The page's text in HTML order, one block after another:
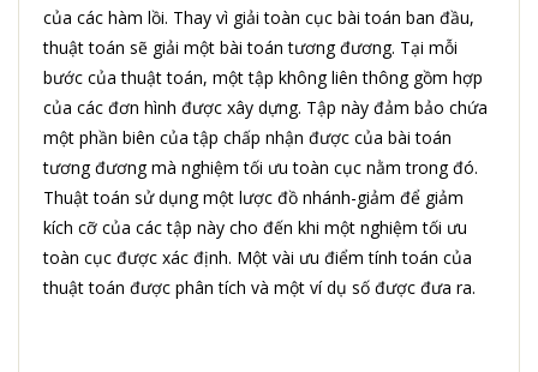
của các hàm lồi. Thay vì giải toàn cục bài toán ban đầu,
thuật toán sẽ giải một bài toán tương đương. Tại mỗi
bước của thuật toán, một tập không liên thông gồm hợp
của các đơn hình được xây dựng. Tập này đảm bảo chứa
một phần biên của tập chấp nhận được của bài toán
tương đương mà nghiệm tối ưu toàn cục nằm trong đó.
Thuật toán sử dụng một lược đồ nhánh-giảm để giảm
kích cỡ của các tập này cho đến khi một nghiệm tối ưu
toàn cục được xác định. Một vài ưu điểm tính toán của
thuật toán được phân tích và một ví dụ số được đưa ra.